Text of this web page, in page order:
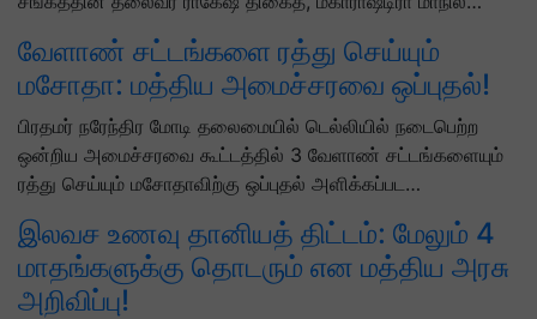
வேளாண் சட்டங்களை ரத்து செய்யும்
மசோதா: மத்திய அமைச்சரவை ஒப்புதல்!
பிரதமர் நரேந்திர மோடி தலைமையில் டெல்லியில் நடைபெற்ற
ஒன்றிய அமைச்சரவை கூட்டத்தில் 3 வேளாண் சட்டங்களையும்
ரத்து செய்யும் மசோதாவிற்கு ஒப்புதல் அளிக்கப்பட…
இலவச உணவு தானியத் திட்டம்: மேலும் 4
மாதங்களுக்கு தொடரும் என மத்திய அரசு
அறிவிப்பு!